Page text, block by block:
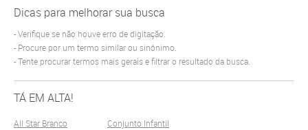
Dicas para melhorar sua busca
Verifique se não houve erro de digitação.
Procure por um termo similar ou sinônimo.
Tente procurar termos mais gerais e filtrar o resultado da busca.
TÁ EM ALTA!
All Star Branco
Conjunto Infantil